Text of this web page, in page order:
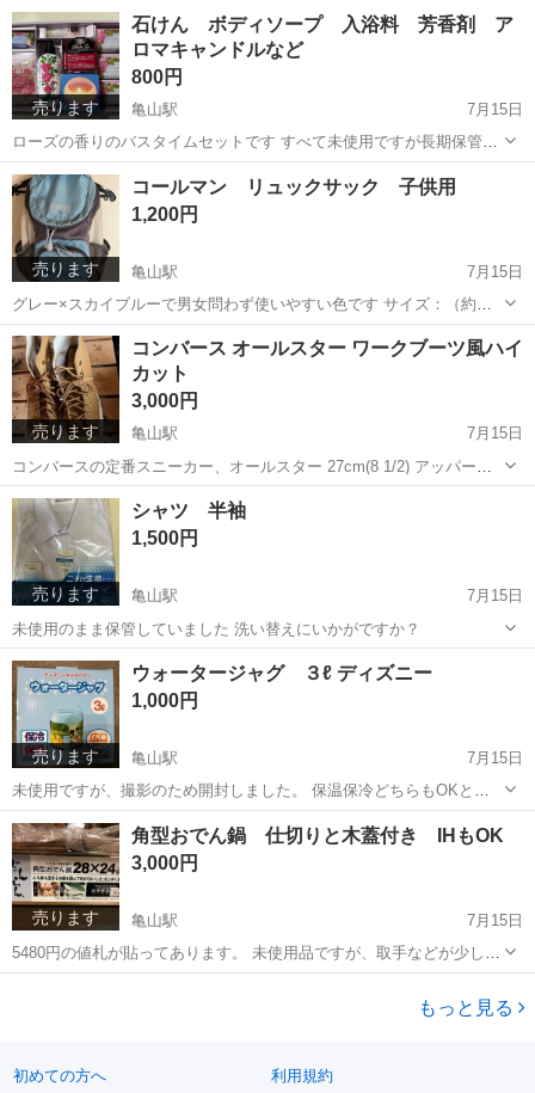
兵庫 姫路市 キッズ用品 アサヒ
売ります
石けん ボディソープ 入浴料 芳香剤 ア
ロマキャンドルなど
800円
亀山駅
7月15日
ローズの香りのバスタイムセットです すべて未使用ですが長期保管品
です
兵庫 姫路市 その他 入浴料
売ります
コールマン リュックサック 子供用
1,200円
亀山駅
7月15日
グレー×スカイブルーで男女問わず使いやすい色です サイズ：（約）
高さ37.5cm x 幅24cm x 奥行15cm ※素人採寸にて多少の誤差はご
了承ください。 ショルダーにカラビナ、ポケット付き ところどころ汚
れはあ...
兵庫 姫路市 コールマン
売ります
コンバース オールスター ワークブーツ風ハイ
カット
3,000円
亀山駅
7月15日
コンバースの定番スニーカー、オールスター 27cm(8 1/2) アッパーに
シンセティックレザー(合成皮革)を用いたワークブーツ風のオールスタ
ーです。 1番上のみ六角形のゴールドはと目、茶色と黄色のツートン
カラーの丸紐です。...
兵庫 姫路市 靴
売ります
シャツ 半袖
1,500円
亀山駅
7月15日
未使用のまま保管していました 洗い替えにいかがですか？
兵庫 姫路市 亀山駅 シャツ
売ります
ウォータージャグ ３ℓ ディズニー
1,000円
亀山駅
7月15日
未使用ですが、撮影のため開封しました。 保温保冷どちらもOKと書
いてあります。 付属のコップは、上部に収納できるようになっていま
す。
兵庫 姫路市 亀山駅 その他 ウォータージャグ
売ります
角型おでん鍋 仕切りと木蓋付き IHもOK
3,000円
亀山駅
7月15日
5480円の値札が貼ってあります。 未使用品ですが、取手などが少し汚
れ(シールの剥がれ)ています。
もっと見る
初めての方へ 利用規約